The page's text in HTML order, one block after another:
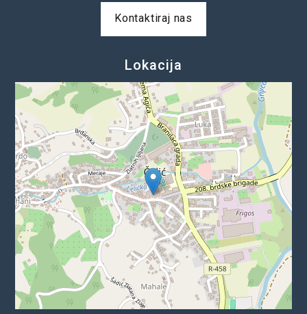
Kontaktiraj nas
Lokacija